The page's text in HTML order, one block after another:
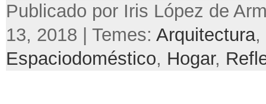
Publicado por Iris López de
13, 2018 | Temes: Arquitectura,
Espaciodoméstico, Hogar,